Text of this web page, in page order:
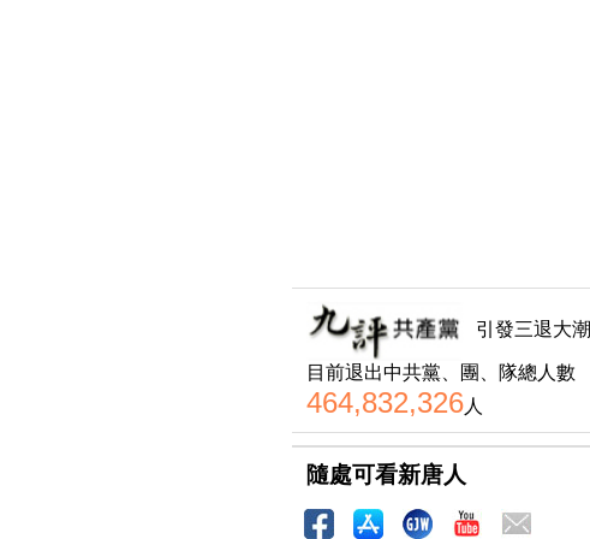
引發三退大潮
目前退出中共黨、團、隊總人數
464,832,326人
隨處可看新唐人